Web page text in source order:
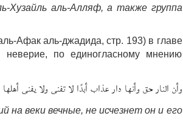
аль-Алляф, а также группа
Афак аль-джадида, стр. 193) в главе
по единогласному мнению
وأن النار حق وأنها دار عذاب أبدًا لا تفنى ولا يفنى أهلها
веки вечные, не исчезнет он и его